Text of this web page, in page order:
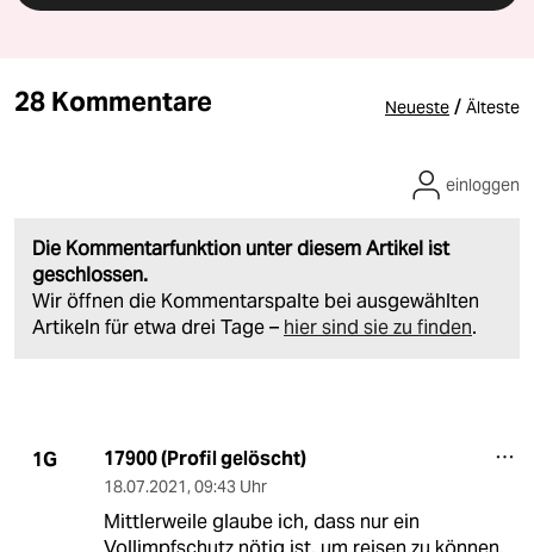
28 Kommentare Neueste / Älteste
Die Kommentarfunktion unter diesem Artikel ist
geschlossen.
Wir öffnen die Kommentarspalte bei ausgewählten
Artikeln für etwa drei Tage – hier sind sie zu finden.
einloggen
1G 17900 (Profil gelöscht)
18.07.2021, 09:43 Uhr
Mittlerweile glaube ich, dass nur ein